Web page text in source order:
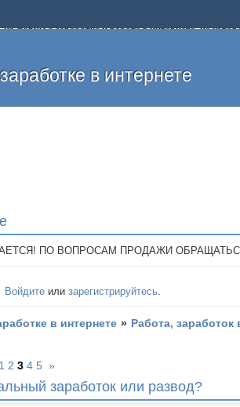
форум о заработке и работе в интернете, на
Если вы знаете, что определенный проект
вложений и регистрации уже сегодня. Создавайте
в интернете
ПО ВОПРОСАМ ПРОДАЖИ ОБРАЩАТЬСЯ:
Войдите илизарегистрируйтесь.
в интернете » Работа, заработок
заработок или развод?
1 2 3 4 5 »